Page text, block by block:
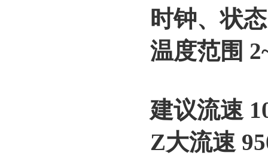
时钟、状
温度范围
建议流速
Z大流速